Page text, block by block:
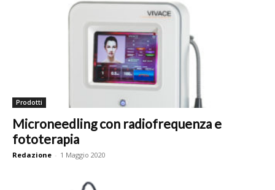
Prodotti
Microneedling con radiofrequenza e
fototerapia
Redazione - 1 Maggio 2020